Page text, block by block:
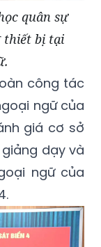
quân sự
thiết bị tại
công tác
ngữ của
giá cơ sở
dạy và
ngữ của